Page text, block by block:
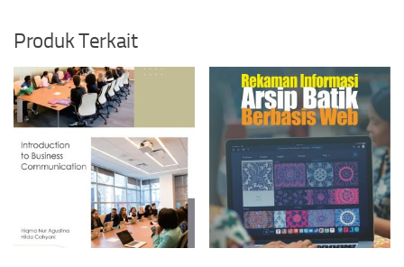
Produk Terkait